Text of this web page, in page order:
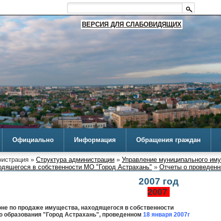
ВЕРСИЯ ДЛЯ СЛАБОВИДЯЩИХ
Официально Информация Обращения граждан
» Структура администрации » Управление муниципального
в собственности МО "Город Астрахань" » Отчеты о
2007 год
2007
по продаже имущества, находящегося в собственности
образования "Город Астрахань", проведенном 18 января 2007г